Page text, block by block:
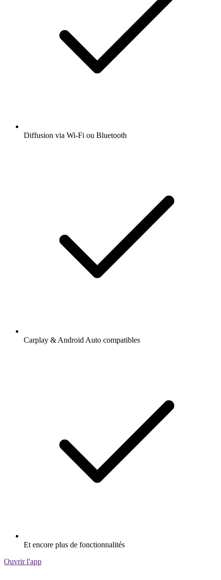
Diffusion via Wi-Fi ou Bluetooth
Carplay & Android Auto compatibles
Et encore plus de fonctionnalités
Ouvrir l'app